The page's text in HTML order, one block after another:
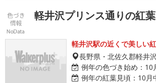
軽井沢プリンス通りの紅葉
軽井沢駅の近くで美しい
長野県・北佐久郡軽井
例年の色づき始め： 10
例年の紅葉見頃： 10月